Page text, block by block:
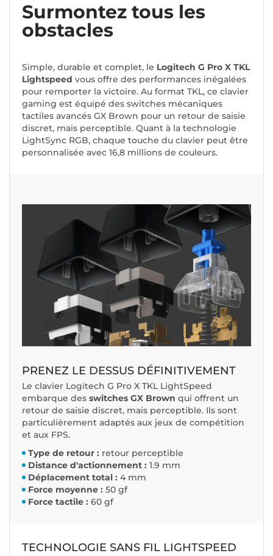
Surmontez tous les
obstacles
Simple, durable et complet, le Logitech G Pro X TKL
Lightspeed vous offre des performances inégalées
pour remporter la victoire. Au format TKL, ce clavier
gaming est équipé des switches mécaniques
tactiles avancés GX Brown pour un retour de saisie
discret, mais perceptible. Quant à la technologie
LightSync RGB, chaque touche du clavier peut être
personnalisée avec 16,8 millions de couleurs.
PRENEZ LE DESSUS DÉFINITIVEMENT
Le clavier Logitech G Pro X TKL LightSpeed
embarque des switches GX Brown qui offrent un
retour de saisie discret, mais perceptible. Ils sont
particulièrement adaptés aux jeux de compétition
et aux FPS.
Type de retour : retour perceptible
Distance d'actionnement : 1.9 mm
Déplacement total : 4 mm
Force moyenne : 50 gf
Force tactile : 60 gf
TECHNOLOGIE SANS FIL LIGHTSPEED